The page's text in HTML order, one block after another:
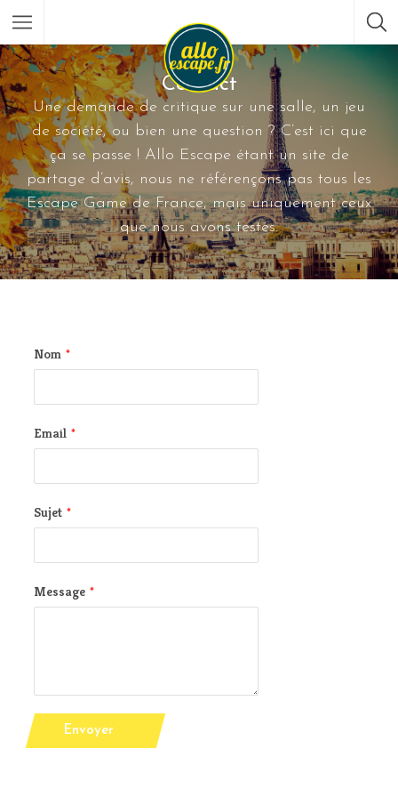
Contact
Une demande de critique sur une salle, un jeu
de société, ou bien une question ? C’est ici que
ça se passe ! Allo Escape étant un site de
partage d’avis, nous ne référençons pas tous les
Escape Game de France, mais uniquement ceux
que nous avons testés.
Nom *
Email *
Sujet *
Message *
Envoyer